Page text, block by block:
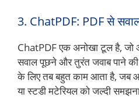
3. ChatPDF: PDF से
ChatPDF एक अनोखा टूल है,
सवाल पूछने और तुरंत जवाब पाने
के लिए तब बहुत काम आता है, जब
या स्टडी मटेरियल को जल्दी